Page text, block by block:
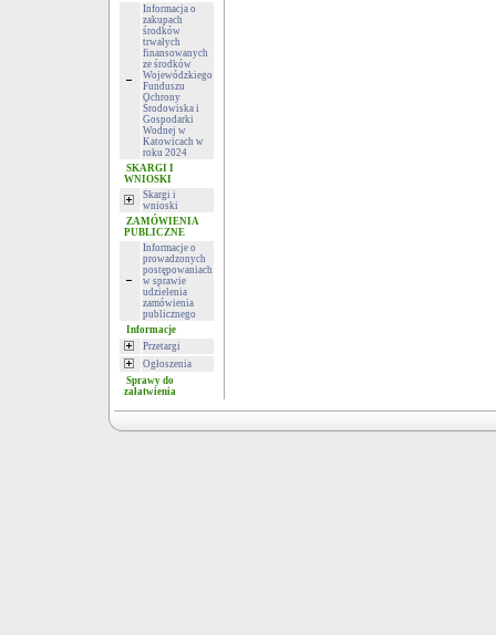
Informacja o
zakupach
środków
trwałych
finansowanych
ze środków
Wojewódzkiego
Funduszu
Ochrony
Środowiska i
Gospodarki
Wodnej w
Katowicach w
roku 2024
SKARGI I
WNIOSKI
Skargi i
wnioski
ZAMÓWIENIA
PUBLICZNE
Informacje o
prowadzonych
postępowaniach
w sprawie
udzielenia
zamówienia
publicznego
Informacje
Przetargi
Ogłoszenia
Sprawy do
załatwienia